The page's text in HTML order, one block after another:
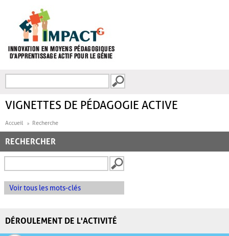
FORMULAIRE DE
VIGNETTES DE PÉDAGOGIE ACTIVE
Accueil Recherche
RECHERCHER
Voir tous les mots-clés
DÉROULEMENT DE L'ACTIVITÉ